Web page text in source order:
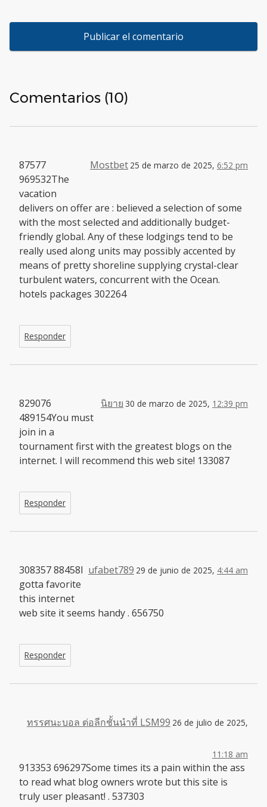
Comentarios (10)
Mostbet 25 de marzo de 2025, 6:52 pm
87577
969532The
vacation
delivers on offer are : believed a selection of some
with the most selected and additionally budget-
friendly global. Any of these lodgings tend to be
really used along units may possibly accented by
means of pretty shoreline supplying crystal-clear
turbulent waters, concurrent with the Ocean.
hotels packages 302264
Responder
นิยาย 30 de marzo de 2025, 12:39 pm
829076
489154You must
join in a
tournament first with the greatest blogs on the
internet. I will recommend this web site! 133087
Responder
ufabet789 29 de junio de 2025, 4:44 am
308357 88458I
gotta favorite
this internet
web site it seems handy . 656750
Responder
ทรรศนะบอล ต่อลีกชั้นนำที่ LSM99 26 de julio de 2025,
11:18 am
913353 696297Some times its a pain within the ass
to read what blog owners wrote but this site is
truly user pleasant! . 537303